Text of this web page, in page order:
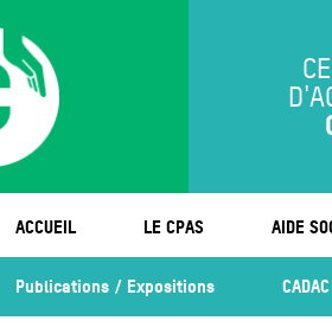
ACCUEIL LE CPAS AIDE
Publications / Expositions